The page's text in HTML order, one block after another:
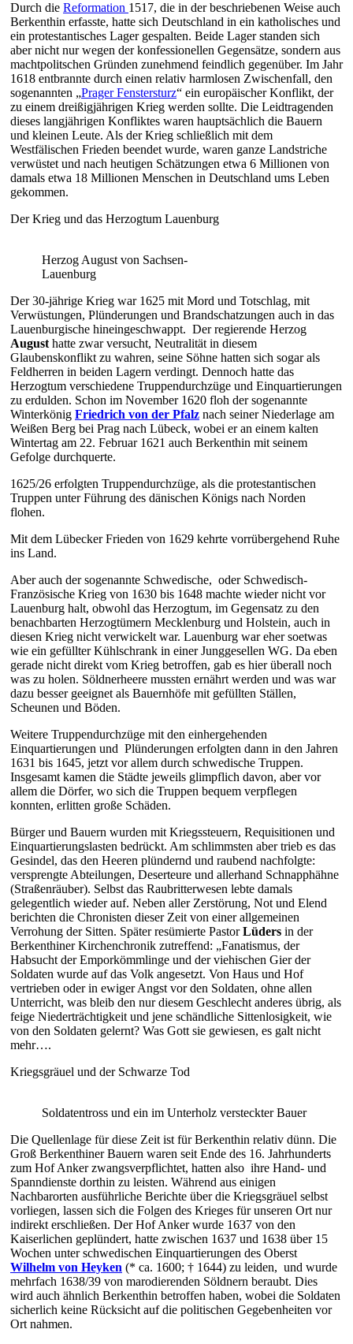
Durch die Reformation 1517, die in der beschriebenen Weise auch
Berkenthin erfasste, hatte sich Deutschland in ein katholisches und
ein protestantisches Lager gespalten. Beide Lager standen sich
aber nicht nur wegen der konfessionellen Gegensätze, sondern aus
machtpolitschen Gründen zunehmend feindlich gegenüber. Im Jahr
1618 entbrannte durch einen relativ harmlosen Zwischenfall, den
sogenannten „Prager Fenstersturz“ ein europäischer Konflikt, der
zu einem dreißigjährigen Krieg werden sollte. Die Leidtragenden
dieses langjährigen Konfliktes waren hauptsächlich die Bauern
und kleinen Leute. Als der Krieg schließlich mit dem
Westfälischen Frieden beendet wurde, waren ganze Landstriche
verwüstet und nach heutigen Schätzungen etwa 6 Millionen von
damals etwa 18 Millionen Menschen in Deutschland ums Leben
gekommen.
Der Krieg und das Herzogtum Lauenburg
Herzog August von Sachsen-
Lauenburg
Der 30-jährige Krieg war 1625 mit Mord und Totschlag, mit
Verwüstungen, Plünderungen und Brandschatzungen auch in das
Lauenburgische hineingeschwappt. Der regierende Herzog
Augusthatte zwar versucht, Neutralität in diesem
Glaubenskonflikt zu wahren, seine Söhne hatten sich sogar als
Feldherren in beiden Lagern verdingt. Dennoch hatte das
Herzogtum verschiedene Truppendurchzüge und Einquartierungen
zu erdulden. Schon im November 1620 floh der sogenannte
Winterkönig Friedrich von der Pfalz nach seiner Niederlage am
Weißen Berg bei Prag nach Lübeck, wobei er an einem kalten
Wintertag am 22. Februar 1621 auch Berkenthin mit seinem
Gefolge durchquerte.
1625/26 erfolgten Truppendurchzüge, als die protestantischen
Truppen unter Führung des dänischen Königs nach Norden
flohen.
Mit dem Lübecker Frieden von 1629 kehrte vorrübergehend Ruhe
ins Land.
Aber auch der sogenannte Schwedische, oder Schwedisch-
Französische Krieg von 1630 bis 1648 machte wieder nicht vor
Lauenburg halt, obwohl das Herzogtum, im Gegensatz zu den
benachbarten Herzogtümern Mecklenburg und Holstein, auch in
diesen Krieg nicht verwickelt war. Lauenburg war eher soetwas
wie ein gefüllter Kühlschrank in einer Junggesellen WG. Da eben
gerade nicht direkt vom Krieg betroffen, gab es hier überall noch
was zu holen. Söldnerheere mussten ernährt werden und was war
dazu besser geeignet als Bauernhöfe mit gefüllten Ställen,
Scheunen und Böden.
Weitere Truppendurchzüge mit den einhergehenden
Einquartierungen und Plünderungen erfolgten dann in den Jahren
1631 bis 1645, jetzt vor allem durch schwedische Truppen.
Insgesamt kamen die Städte jeweils glimpflich davon, aber vor
allem die Dörfer, wo sich die Truppen bequem verpflegen
konnten, erlitten große Schäden.
Bürger und Bauern wurden mit Kriegssteuern, Requisitionen und
Einquartierungslasten bedrückt. Am schlimmsten aber trieb es das
Gesindel, das den Heeren plündernd und raubend nachfolgte:
versprengte Abteilungen, Deserteure und allerhand Schnapphähne
(Straßenräuber). Selbst das Raubritterwesen lebte damals
gelegentlich wieder auf. Neben aller Zerstörung, Not und Elend
berichten die Chronisten dieser Zeit von einer allgemeinen
Verrohung der Sitten. Später resümierte PastorLüders in der
Berkenthiner Kirchenchronik zutreffend: „Fanatismus, der
Habsucht der Emporkömmlinge und der viehischen Gier der
Soldaten wurde auf das Volk angesetzt. Von Haus und Hof
vertrieben oder in ewiger Angst vor den Soldaten, ohne allen
Unterricht, was bleib den nur diesem Geschlecht anderes übrig, als
feige Niederträchtigkeit und jene schändliche Sittenlosigkeit, wie
von den Soldaten gelernt? Was Gott sie gewiesen, es galt nicht
mehr….
Kriegsgräuel und der Schwarze Tod
Soldatentross und ein im Unterholz versteckter Bauer
Die Quellenlage für diese Zeit ist für Berkenthin relativ dünn. Die
Groß Berkenthiner Bauern waren seit Ende des 16. Jahrhunderts
zum Hof Anker zwangsverpflichtet, hatten also ihre Hand- und
Spanndienste dorthin zu leisten. Während aus einigen
Nachbarorten ausführliche Berichte über die Kriegsgräuel selbst
vorliegen, lassen sich die Folgen des Krieges für unseren Ort nur
indirekt erschließen. Der Hof Anker wurde 1637 von den
Kaiserlichen geplündert, hatte zwischen 1637 und 1638 über 15
Wochen unter schwedischen Einquartierungen des Oberst
Wilhelm von Heyken (* ca. 1600; † 1644) zu leiden, und wurde
mehrfach 1638/39 von marodierenden Söldnern beraubt. Dies
wird auch ähnlich Berkenthin betroffen haben, wobei die Soldaten
sicherlich keine Rücksicht auf die politischen Gegebenheiten vor
Ort nahmen.